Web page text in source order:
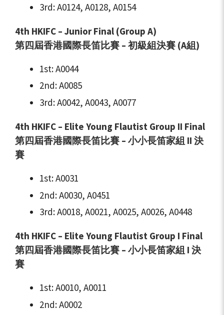
3rd: A0124, A0128, A0154
4th HKIFC – Junior Final (Group A)
第四屆香港國際長笛比賽 – 初級組決賽 (A組)
1st: A0044
2nd: A0085
3rd: A0042, A0043, A0077
4th HKIFC – Elite Young Flautist Group II Final
第四屆香港國際長笛比賽 – 小小長笛家組 II 決
賽
1st: A0031
2nd: A0030, A0451
3rd: A0018, A0021, A0025, A0026, A0448
4th HKIFC – Elite Young Flautist Group I Final
第四屆香港國際長笛比賽 – 小小長笛家組 I 決
賽
1st: A0010, A0011
2nd: A0002